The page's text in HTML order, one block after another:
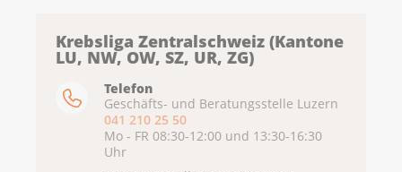
Krebsliga Zentralschweiz (Kantone
LU, NW, OW, SZ, UR, ZG)
Telefon
Geschäfts- und Beratungsstelle Luzern
041 210 25 50
Mo - FR 08:30-12:00 und 13:30-16:30
Uhr